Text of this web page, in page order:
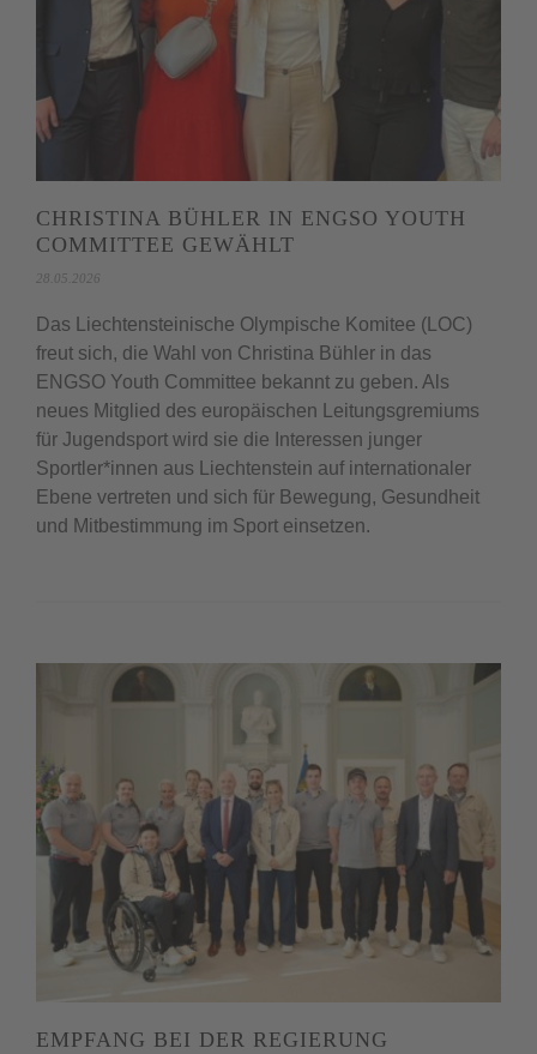
CHRISTINA BÜHLER IN ENGSO YOUTH
COMMITTEE GEWÄHLT
28.05.2026
Das Liechtensteinische Olympische Komitee (LOC)
freut sich, die Wahl von Christina Bühler in das
ENGSO Youth Committee bekannt zu geben. Als
neues Mitglied des europäischen Leitungsgremiums
für Jugendsport wird sie die Interessen junger
Sportler*innen aus Liechtenstein auf internationaler
Ebene vertreten und sich für Bewegung, Gesundheit
und Mitbestimmung im Sport einsetzen.
EMPFANG BEI DER REGIERUNG